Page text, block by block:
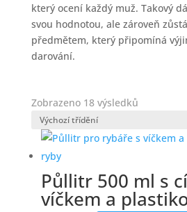
který ocení každý muž. Takový
svou hodnotou, ale zároveň
předmětem, který připomíná
darování.
Zobrazeno 18 výsledků
Půllitr 500 ml s
víčkem a